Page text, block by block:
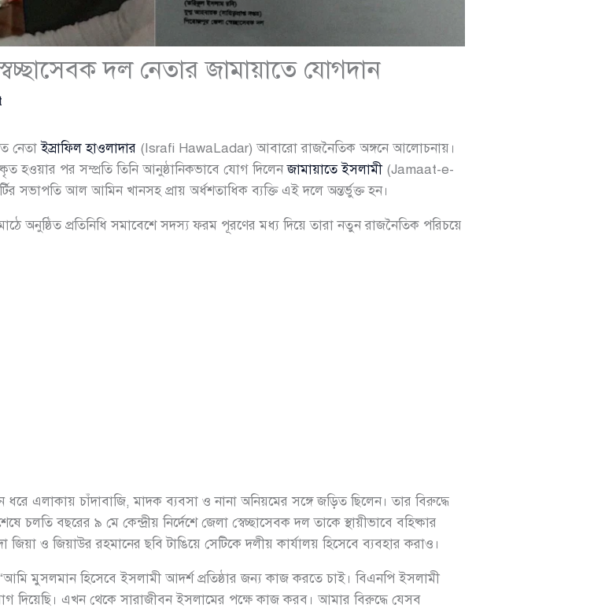
দল নেতার জামায়াতে যোগদান
নেতাইস্রাফিল হাওলাদার (Israfi HawaLadar) আবারো রাজনৈতিক অঙ্গনে আলোচনায়।
হওয়ার পর সম্প্রতি তিনি আনুষ্ঠানিকভাবে যোগ দিলেনজামায়াতে ইসলামী(Jamaat-e-
সভাপতি আল আমিন খানসহ প্রায় অর্ধশতাধিক ব্যক্তি এই দলে অন্তর্ভুক্ত হন।
অনুষ্ঠিত প্রতিনিধি সমাবেশে সদস্য ফরম পূরণের মধ্য দিয়ে তারা নতুন রাজনৈতিক পরিচয়ে
ধরে এলাকায় চাঁদাবাজি, মাদক ব্যবসা ও নানা অনিয়মের সঙ্গে জড়িত ছিলেন। তার বিরুদ্ধে
বছরের ৯ মে কেন্দ্রীয় নির্দেশে জেলা স্বেচ্ছাসেবক দল তাকে স্থায়ীভাবে বহিষ্কার
ও জিয়াউর রহমানের ছবি টাঙিয়ে সেটিকে দলীয় কার্যালয় হিসেবে ব্যবহার করাও।
মুসলমান হিসেবে ইসলামী আদর্শ প্রতিষ্ঠার জন্য কাজ করতে চাই। বিএনপি ইসলামী
দিয়েছি। এখন থেকে সারাজীবন ইসলামের পক্ষে কাজ করব। আমার বিরুদ্ধে যেসব